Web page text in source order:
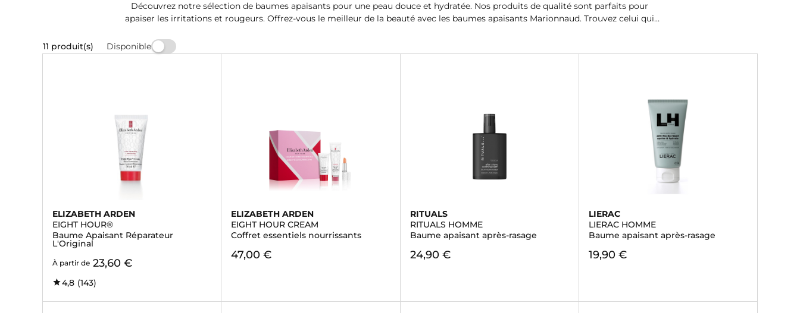
Découvrez notre sélection de baumes apaisants pour une peau douce et hydratée. Nos produits de qualité sont parfaits pour
apaiser les irritations et rougeurs. Offrez-vous le meilleur de la beauté avec les baumes apaisants Marionnaud. Trouvez celui qui
11 produit(s) Disponible
ELIZABETH ARDEN
EIGHT HOUR®
Baume Apaisant Réparateur
L'Original
À partir de 23,60 €
4,8 (143)
ELIZABETH ARDEN
EIGHT HOUR CREAM
Coffret essentiels nourrissants
47,00 €
RITUALS
RITUALS HOMME
Baume apaisant après-rasage
24,90 €
LIERAC
LIERAC HOMME
Baume apaisant après-rasage
19,90 €